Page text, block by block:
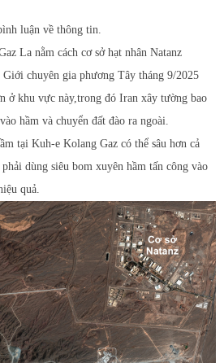
luận về thông tin.
La nằm cách cơ sở hạt nhân Natanz
chuyên gia phương Tây tháng 9/2025
ở khu vực này,trong đó Iran xây tường bao
hầm và chuyển đất đào ra ngoài.
tại Kuh-e Kolang Gaz có thể sâu hơn cả
dùng siêu bom xuyên hầm tấn công vào
quả.